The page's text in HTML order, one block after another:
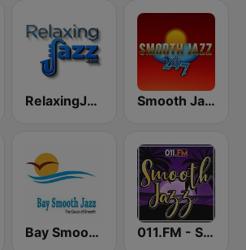
RelaxingJazz.com - Smooth Jazz Smooth Jazz 247
Bay Smooth Jazz 011.FM - Smooth Jazz